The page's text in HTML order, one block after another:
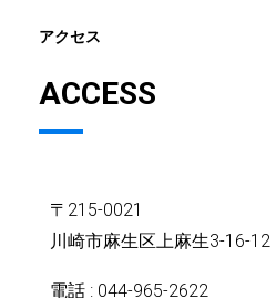
アクセス
ACCESS
〒215-0021
川崎市麻生区上麻生3-16-12
電話 : 044-965-2622